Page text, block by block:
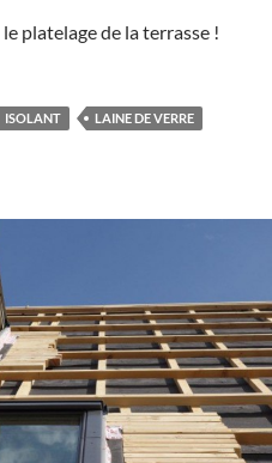
platelage de la terrasse !
ISOLANT
LAINE DE VERRE